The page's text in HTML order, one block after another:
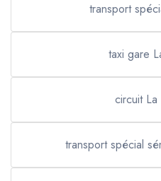
transport
taxi gare
circuit
transport spécial